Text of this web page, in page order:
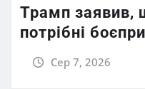
Трамп
потрібні
Сер 7, 2026